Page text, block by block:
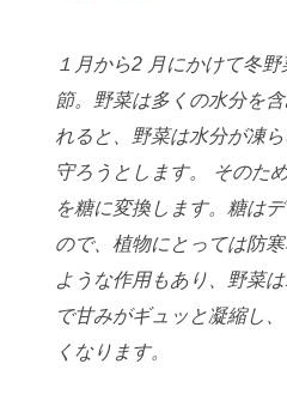
１月から2 月にかけて冬
節。野菜は多くの水分を含
れると、野菜は水分が凍
守ろ うとします。 そのた
を糖に変換します。糖は
ので、植物にとっては防
ような作用もあり、野菜
で甘みがギュッと凝縮し
くなります。